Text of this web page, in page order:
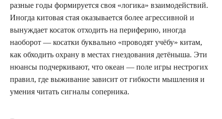
разные годы формируется своя «логика» взаимодействий.
Иногда китовая стая оказывается более агрессивной и
вынуждает косаток отходить на периферию, иногда
наоборот — косатки буквально «проводят учёбу» китам,
как обходить охрану в местах гнездования детёныша. Эти
нюансы подчеркивают, что океан — поле игры нестрогих
правил, где выживание зависит от гибкости мышления и
умения читать сигналы соперника.